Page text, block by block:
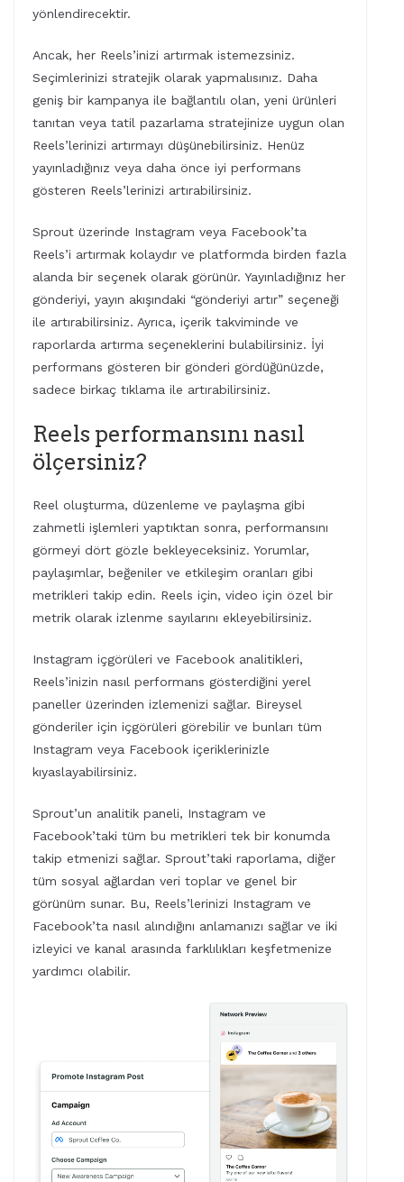
yönlendirecektir.
Ancak, her Reels’inizi artırmak istemezsiniz.
Seçimlerinizi stratejik olarak yapmalısınız. Daha
geniş bir kampanya ile bağlantılı olan, yeni ürünleri
tanıtan veya tatil pazarlama stratejinize uygun olan
Reels’lerinizi artırmayı düşünebilirsiniz. Henüz
yayınladığınız veya daha önce iyi performans
gösteren Reels’lerinizi artırabilirsiniz.
Sprout üzerinde Instagram veya Facebook’ta
Reels’i artırmak kolaydır ve platformda birden fazla
alanda bir seçenek olarak görünür. Yayınladığınız her
gönderiyi, yayın akışındaki “gönderiyi artır” seçeneği
ile artırabilirsiniz. Ayrıca, içerik takviminde ve
raporlarda artırma seçeneklerini bulabilirsiniz. İyi
performans gösteren bir gönderi gördüğünüzde,
sadece birkaç tıklama ile artırabilirsiniz.
Reels performansını nasıl
ölçersiniz?
Reel oluşturma, düzenleme ve paylaşma gibi
zahmetli işlemleri yaptıktan sonra, performansını
görmeyi dört gözle bekleyeceksiniz. Yorumlar,
paylaşımlar, beğeniler ve etkileşim oranları gibi
metrikleri takip edin. Reels için, video için özel bir
metrik olarak izlenme sayılarını ekleyebilirsiniz.
Instagram içgörüleri ve Facebook analitikleri,
Reels’inizin nasıl performans gösterdiğini yerel
paneller üzerinden izlemenizi sağlar. Bireysel
gönderiler için içgörüleri görebilir ve bunları tüm
Instagram veya Facebook içeriklerinizle
kıyaslayabilirsiniz.
Sprout’un analitik paneli, Instagram ve
Facebook’taki tüm bu metrikleri tek bir konumda
takip etmenizi sağlar. Sprout’taki raporlama, diğer
tüm sosyal ağlardan veri toplar ve genel bir
görünüm sunar. Bu, Reels’lerinizi Instagram ve
Facebook’ta nasıl alındığını anlamanızı sağlar ve iki
izleyici ve kanal arasında farklılıkları keşfetmenize
yardımcı olabilir.